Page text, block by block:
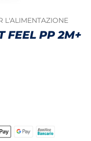
L'ALIMENTAZIONE
FEEL PP 2M+